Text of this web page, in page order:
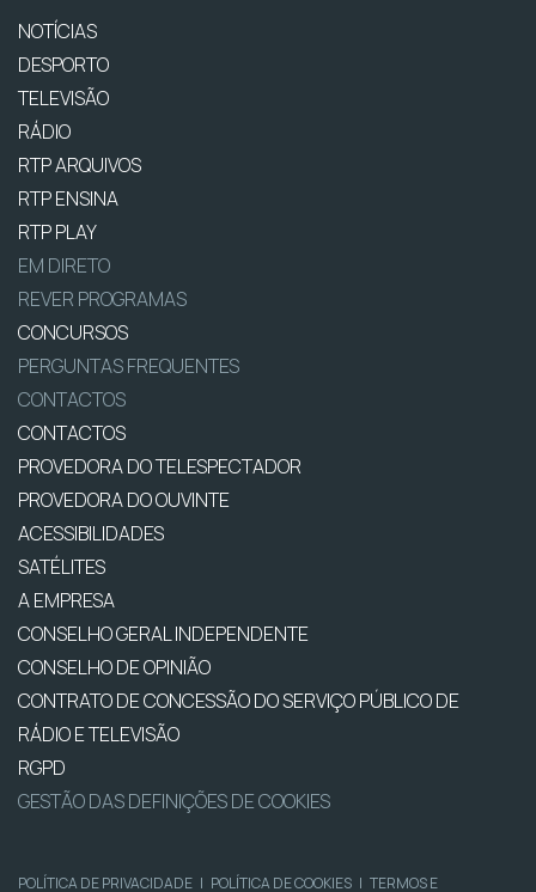
NOTÍCIAS
DESPORTO
TELEVISÃO
RÁDIO
RTP ARQUIVOS
RTP ENSINA
RTP PLAY
EM DIRETO
REVER PROGRAMAS
CONCURSOS
PERGUNTAS FREQUENTES
CONTACTOS
CONTACTOS
PROVEDORA DO TELESPECTADOR
PROVEDORA DO OUVINTE
ACESSIBILIDADES
SATÉLITES
A EMPRESA
CONSELHO GERAL INDEPENDENTE
CONSELHO DE OPINIÃO
CONTRATO DE CONCESSÃO DO SERVIÇO PÚBLICO DE
RÁDIO E TELEVISÃO
RGPD
GESTÃO DAS DEFINIÇÕES DE COOKIES
POLÍTICA DE PRIVACIDADE | POLÍTICA DE COOKIES | TERMOS E